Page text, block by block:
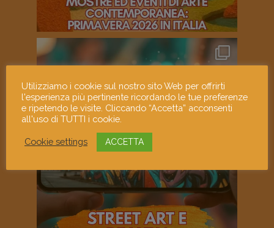
Utilizziamo i cookie sul nostro sito Web per offrirti
l'esperienza più pertinente ricordando le tue preferenze
e ripetendo le visite. Cliccando “Accetta” acconsenti
all'uso di TUTTI i cookie.
Cookie settings ACCETTA